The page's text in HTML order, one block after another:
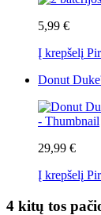
5,99 €
Į krepšelį
Donut
29,99 €
Į krepšelį
4 kitų tos